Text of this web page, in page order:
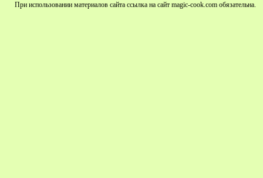
При использовании материалов сайта ссылка на сайт magic-cook.com обязательна.